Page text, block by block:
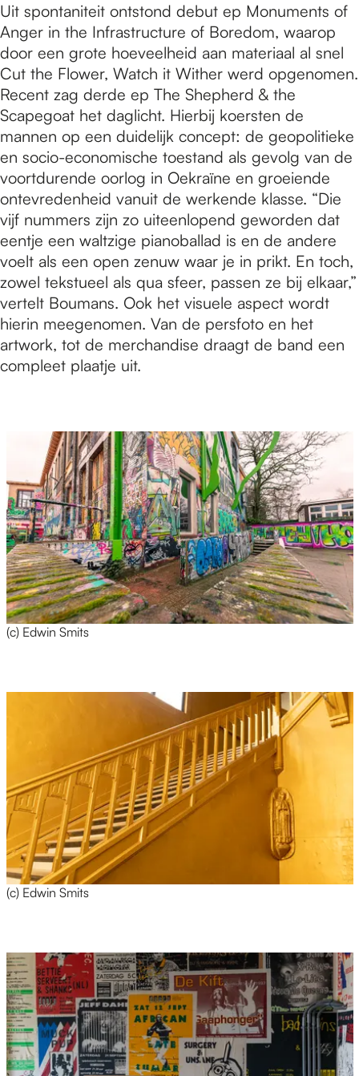
Uit spontaniteit ontstond debut ep Monuments of
Anger in the Infrastructure of Boredom, waarop
door een grote hoeveelheid aan materiaal al snel
Cut the Flower, Watch it Wither werd opgenomen.
Recent zag derde ep The Shepherd & the
Scapegoat het daglicht. Hierbij koersten de
mannen op een duidelijk concept: de geopolitieke
en socio-economische toestand als gevolg van de
voortdurende oorlog in Oekraïne en groeiende
ontevredenheid vanuit de werkende klasse. “Die
vijf nummers zijn zo uiteenlopend geworden dat
eentje een waltzige pianoballad is en de andere
voelt als een open zenuw waar je in prikt. En toch,
zowel tekstueel als qua sfeer, passen ze bij elkaar,”
vertelt Boumans. Ook het visuele aspect wordt
hierin meegenomen. Van de persfoto en het
artwork, tot de merchandise draagt de band een
compleet plaatje uit.
(c) Edwin Smits
(c) Edwin Smits